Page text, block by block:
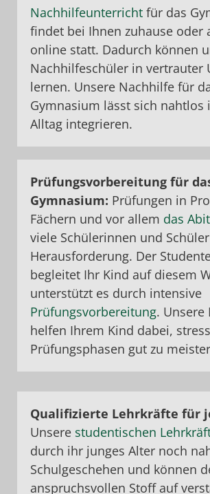
Nachhilfeunterricht für das
findet bei Ihnen zuhause oder
online statt. Dadurch können
Nachhilfeschüler in vertrauter
lernen. Unsere Nachhilfe für
Gymnasium lässt sich nahtlos
Alltag integrieren.
Prüfungsvorbereitung für
Gymnasium: Prüfungen in
Fächern und vor allem das
viele Schülerinnen und
Herausforderung. Der
begleitet Ihr Kind auf diesem
unterstützt es durch intensive
Prüfungsvorbereitung. Unsere
helfen Ihrem Kind dabei,
Prüfungsphasen gut zu
Qualifizierte Lehrkräfte für
Unsere studentischen
durch ihr junges Alter noch
Schulgeschehen und können
anspruchsvollen Stoff auf